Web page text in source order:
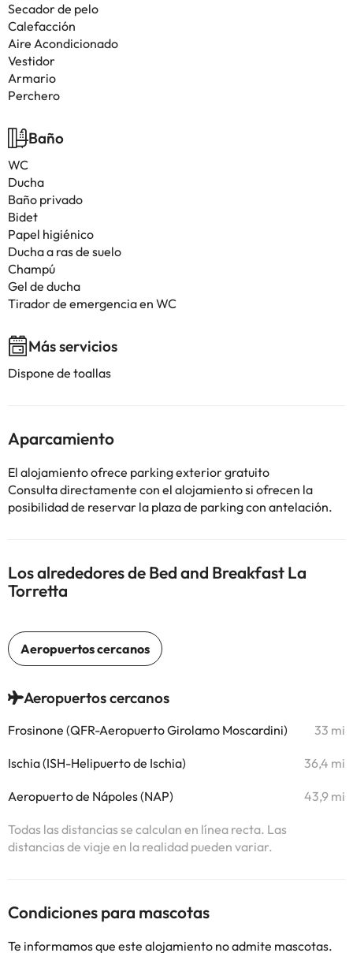
Secador de pelo
Calefacción
Aire Acondicionado
Vestidor
Armario
Perchero
Baño
WC
Ducha
Baño privado
Bidet
Papel higiénico
Ducha a ras de suelo
Champú
Gel de ducha
Tirador de emergencia en WC
Más servicios
Dispone de toallas
Aparcamiento
El alojamiento ofrece parking exterior gratuito
Consulta directamente con el alojamiento si ofrecen la
posibilidad de reservar la plaza de parking con antelación.
Los alrededores de Bed and Breakfast La
Torretta
Aeropuertos cercanos
Frosinone (QFR-Aeropuerto Girolamo Moscardini) 33 mi
Ischia (ISH-Helipuerto de Ischia) 36,4 mi
Aeropuerto de Nápoles (NAP) 43,9 mi
Todas las distancias se calculan en línea recta. Las
distancias de viaje en la realidad pueden variar.
Condiciones para mascotas
Te informamos que este alojamiento no admite mascotas.